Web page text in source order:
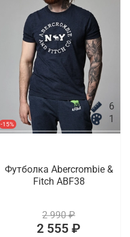
-15%
6
1
Футболка Abercrombie &
Fitch ABF38
2 990 ₽
2 555 ₽